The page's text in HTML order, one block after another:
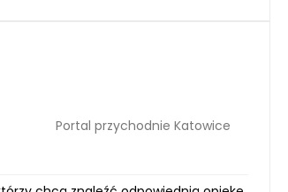
Portal przychodnie Katowice